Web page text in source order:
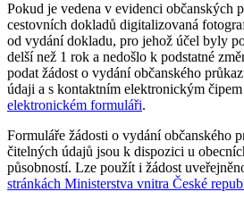
Pokud je vedena v evidenci občanských
cestovních dokladů digitalizovaná
od vydání dokladu, pro jehož účel byly
delší než 1 rok a nedošlo k podstatné
podat žádost o vydání občanského
údaji a s kontaktním elektronickým
elektronickém formuláři.
Formuláře žádosti o vydání občanského
čitelných údajů jsou k dispozici u
působností. Lze použít i žádost
stránkách Ministerstva vnitra České